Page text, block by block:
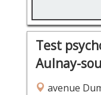
Test
Aulnay-
avenue